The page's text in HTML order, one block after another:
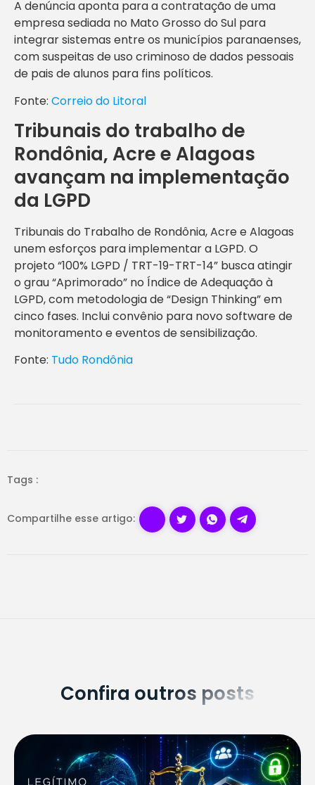
A denúncia aponta para a contratação de uma
empresa sediada no Mato Grosso do Sul para
integrar sistemas entre os municípios paranaenses,
com suspeitas de uso criminoso de dados pessoais
de pais de alunos para fins políticos.
Fonte: Correio do Litoral
Tribunais do trabalho de
Rondônia, Acre e Alagoas
avançam na implementação
da LGPD
Tribunais do Trabalho de Rondônia, Acre e Alagoas
unem esforços para implementar a LGPD. O
projeto “100% LGPD / TRT-19-TRT-14” busca atingir
o grau “Aprimorado” no Índice de Adequação à
LGPD, com metodologia de “Design Thinking” em
cinco fases. Inclui convênio para novo software de
monitoramento e eventos de sensibilização.
Fonte: Tudo Rondônia
Tags :
Compartilhe esse artigo:
Confira outros posts